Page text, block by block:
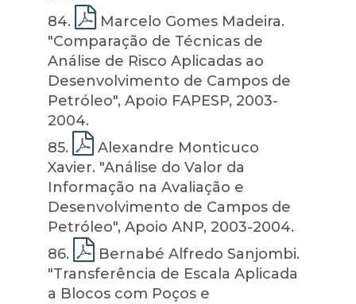
84.
Marcelo Gomes Madeira.
"Comparação de Técnicas de
Análise de Risco Aplicadas ao
Desenvolvimento de Campos de
Petróleo", Apoio FAPESP, 2003-
2004.
85.
Alexandre Monticuco
Xavier. "Análise do Valor da
Informação na Avaliação e
Desenvolvimento de Campos de
Petróleo", Apoio ANP, 2003-2004.
86.
Bernabé Alfredo Sanjombi.
"Transferência de Escala Aplicada
a Blocos com Poços e